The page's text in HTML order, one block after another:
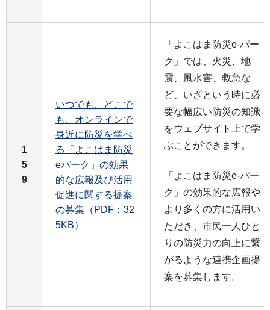
1
5
9
いつでも、どこで
も、オンラインで
身近に防災を学べ
る「よこはま防災
eパーク」の効果
的な広報及び活用
促進に関する提案
の募集（PDF：32
5KB）
「よこはま防災e-パー
ク」では、火災、地
震、風水害、救急な
ど、いざという時に必
要な幅広い防災の知識
をウェブサイト上で学
ぶことができます。
「よこはま防災e-パー
ク」の効果的な広報や
より多くの方に活用い
ただき、市民一人ひと
りの防災力の向上に繋
がるような連携企画提
案を募集します。